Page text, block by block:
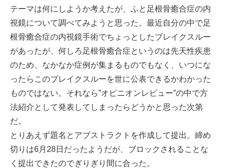
テーマは何にしようか考えたが、ふと足根骨癒合症の内
視鏡について調べてみようと思った。最近自分の中で足
根骨癒合症の内視鏡手術でちょっとしたブレイクスルー
があったが、何しろ足根骨癒合症というのは先天性疾患
のため、なかなか症例が集まるものでもなく、いつにな
ったらこのブレイクスルーを世に公表できるかわかった
ものではない。それなら”オピニオンレビュー”の中で方
法紹介として発表してしまったらどうかと思った次第
だ。
とりあえず題名とアブストラクトを作成して提出。締め
切りは6月28日だったようだが、ブロックされることな
く提出できたのでぎりぎり間に合った。